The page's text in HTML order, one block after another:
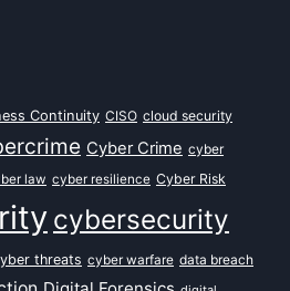
Continuity CISO cloud security
Cyber Crime cyber
law cyber resilience Cyber Risk
cybersecurity
threats cyber warfare data breach